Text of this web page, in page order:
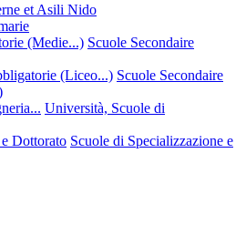
et Asili Nido
(Medie...) Scuole Secondaire
(Liceo...) Scuole Secondaire
Università, Scuole di
Dottorato Scuole di Specializzazione e